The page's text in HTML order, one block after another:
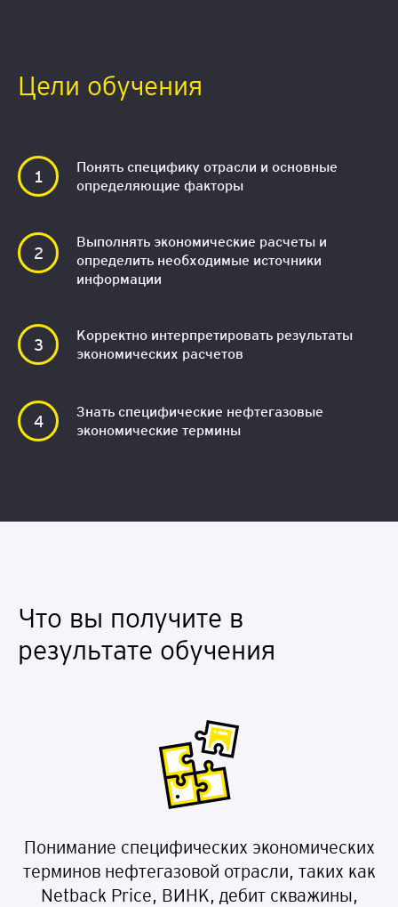
Цели обучения
Понять специфику отрасли и основные
определяющие факторы
Выполнять экономические расчеты и
определить необходимые источники
информации
Корректно интерпретировать результаты
экономических расчетов
Знать специфические нефтегазовые
экономические термины
Что вы получите в
результате обучения
Понимание специфических экономических
терминов нефтегазовой отрасли, таких как
Netback Price, ВИНК, дебит скважины,